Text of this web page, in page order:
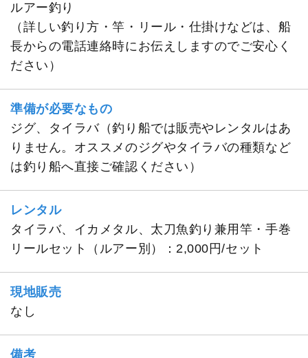
ルアー釣り
（詳しい釣り方・竿・リール・仕掛けなどは、船
長からの電話連絡時にお伝えしますのでご安心く
ださい）
準備が必要なもの
ジグ、タイラバ（釣り船では販売やレンタルはあ
りません。オススメのジグやタイラバの種類など
は釣り船へ直接ご確認ください）
レンタル
タイラバ、イカメタル、太刀魚釣り兼用竿・手巻
リールセット（ルアー別）：2,000円/セット
現地販売
なし
備考